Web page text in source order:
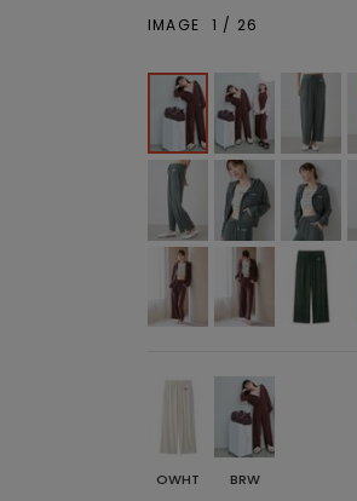
IMAGE 1 / 26
OWHT BRW